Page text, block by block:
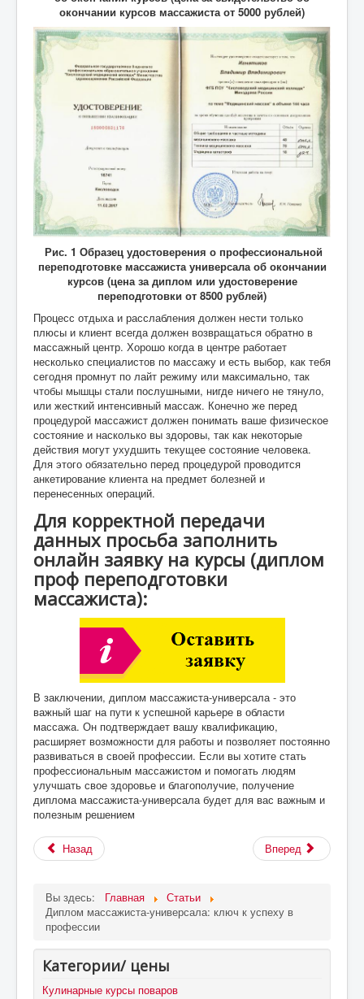
окончании курсов массажиста от 5000 рублей)
Рис. 1 Образец удостоверения о профессиональной
переподготовке массажиста универсала об окончании
курсов (цена за диплом или удостоверение
переподготовки от 8500 рублей)
Процесс отдыха и расслабления должен нести только
плюсы и клиент всегда должен возвращаться обратно в
массажный центр. Хорошо когда в центре работает
несколько специалистов по массажу и есть выбор, как тебя
сегодня промнут по лайт режиму или максимально, так
чтобы мышцы стали послушными, нигде ничего не тянуло,
или жесткий интенсивный массаж. Конечно же перед
процедурой массажист должен понимать ваше физическое
состояние и насколько вы здоровы, так как некоторые
действия могут ухудшить текущее состояние человека.
Для этого обязательно перед процедурой проводится
анкетирование клиента на предмет болезней и
перенесенных операций.
Для корректной передачи
данных просьба заполнить
онлайн заявку на курсы (диплом
проф переподготовки
массажиста):
В заключении, диплом массажиста-универсала - это
важный шаг на пути к успешной карьере в области
массажа. Он подтверждает вашу квалификацию,
расширяет возможности для работы и позволяет постоянно
развиваться в своей профессии. Если вы хотите стать
профессиональным массажистом и помогать людям
улучшать свое здоровье и благополучие, получение
диплома массажиста-универсала будет для вас важным и
полезным решением
Назад Вперед
Вы здесь: Главная
Статьи
Диплом массажиста-универсала: ключ к успеху в
профессии
Категории/ цены
Кулинарные курсы поваров